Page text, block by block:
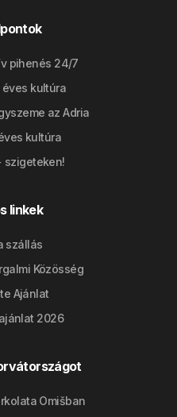
pihenés 24/7
kultúra
az Adria
kultúra
szigeteken!
linkek
szállás
Közösség
Ajánlat
2026
Omišban